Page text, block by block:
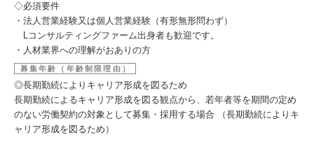
◇必須要件
・法人営業経験又は個人営業経験（有形無形問わず）
Lコンサルティングファーム出身者も歓迎です。
・人材業界への理解がおありの方
募集年齢（年齢制限理由）
◎長期勤続によりキャリア形成を図るため
長期勤続によるキャリア形成を図る観点から、若年者等を期間の定め
のない労働契約の対象として募集・採用する場合 （長期勤続によりキ
ャリア形成を図るため）